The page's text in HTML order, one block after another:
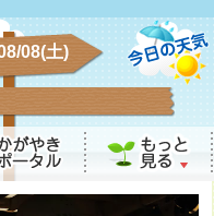
08(土)